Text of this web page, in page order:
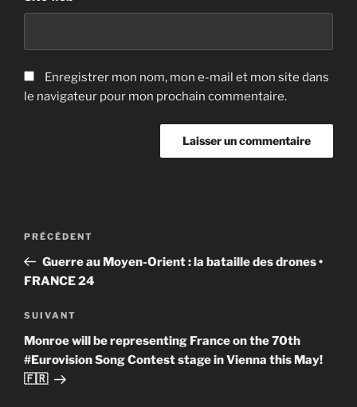
Enregistrer mon nom, mon e-mail et mon site dans
le navigateur pour mon prochain commentaire.
Navigation
l’article
Article
précédent
PRÉCÉDENT
Guerre au Moyen-Orient : la bataille des drones •
FRANCE 24
Article
suivant
SUIVANT
Monroe will be representing France on the 70th
#Eurovision Song Contest stage in Vienna this May!
🇫🇷